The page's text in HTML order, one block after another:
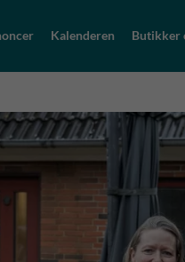
Kalenderen Butikker